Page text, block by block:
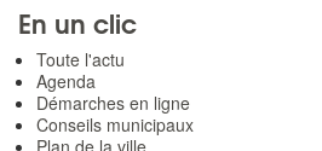
En un clic
Toute l'actu
Agenda
Démarches en ligne
Conseils municipaux
Plan de la ville